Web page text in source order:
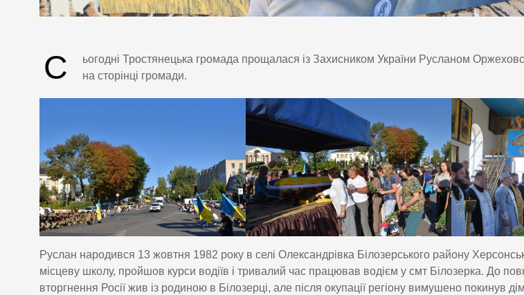
С
ьогодні Тростянецька громада прощалася із Захисником України Русланом
на сторінці громади.
Руслан народився 13 жовтня 1982 року в селі Олександрівка Білозерського району
місцеву школу, пройшов курси водіїв і тривалий час працював водієм у смт Білозерка. До
вторгнення Росії жив із родиною в Білозерці, але після окупації регіону вимушено покинув дім